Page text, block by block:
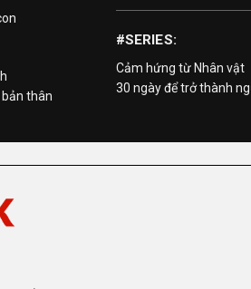
thân
#SERIES:
Cảm hứng từ Nhân vật
30 ngày để trở thành